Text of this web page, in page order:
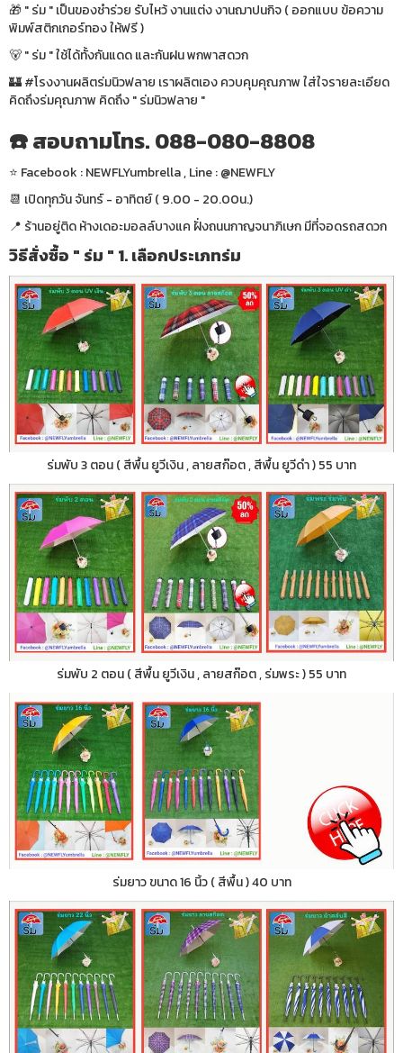
🎁 " ร่ม " เป็นของชำร่วย รับไหว้ งานแต่ง งานฌาปนกิจ ( ออกแบบ ข้อความ
พิมพ์สติกเกอร์ทอง ให้ฟรี )
🐻 " ร่ม " ใช้ได้ทั้งกันแดด และกันฝน พกพาสดวก
🏰 #โรงงานผลิตร่มนิวฟลาย เราผลิตเอง ควบคุมคุณภาพ ใส่ใจรายละเอียด
คิดถึงร่มคุณภาพ คิดถึง " ร่มนิวฟลาย "
☎️ สอบถามโทร. 088-080-8808
⭐️ Facebook : NEWFLYumbrella , Line : @NEWFLY
📆 เปิดทุกวัน จันทร์ - อาทิตย์ ( 9.00 - 20.00น.)
📍 ร้านอยู่ติด ห้างเดอะมอลล์บางแค ฝั่งถนนกาญจนาภิเษก มีที่จอดรถสดวก
วิธีสั่งซื้อ " ร่ม " 1. เลือกประเภทร่ม
ร่มพับ 3 ตอน ( สีพื้น ยูวีเงิน , ลายสก๊อต , สีพื้น ยูวีดำ ) 55 บาท
ร่มพับ 2 ตอน ( สีพื้น ยูวีเงิน , ลายสก๊อต , ร่มพระ ) 55 บาท
ร่มยาว ขนาด 16 นิ้ว ( สีพื้น ) 40 บาท